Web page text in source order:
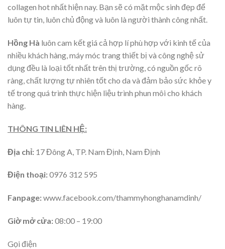
collagen hot nhất hiện nay. Bạn sẽ có mặt mộc sinh đẹp để
luôn tự tin, luôn chủ động và luôn là người thành công nhất.
Hồng Hà luôn cam kết giá cả hợp lí phù hợp với kinh tế của
nhiều khách hàng, máy móc trang thiết bị và công nghệ sử
dụng đều là loại tốt nhất trên thị trường, có nguồn gốc rõ
ràng, chất lượng tự nhiên tốt cho da và đảm bảo sức khỏe y
tế trong quá trình thực hiện liệu trình phun môi cho khách
hàng.
THÔNG TIN LIÊN HỆ:
Địa chỉ: 17 Đông A, TP. Nam Định, Nam Định
Điện thoại:0976 312 595
Fanpage:www.facebook.com/thammyhonghanamdinh/
Giờ mở cửa:08:00 – 19:00
Gọi điện